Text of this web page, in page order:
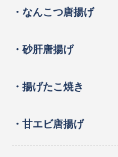
・なんこつ唐揚げ
・砂肝唐揚げ
・揚げたこ焼き
・甘エビ唐揚げ